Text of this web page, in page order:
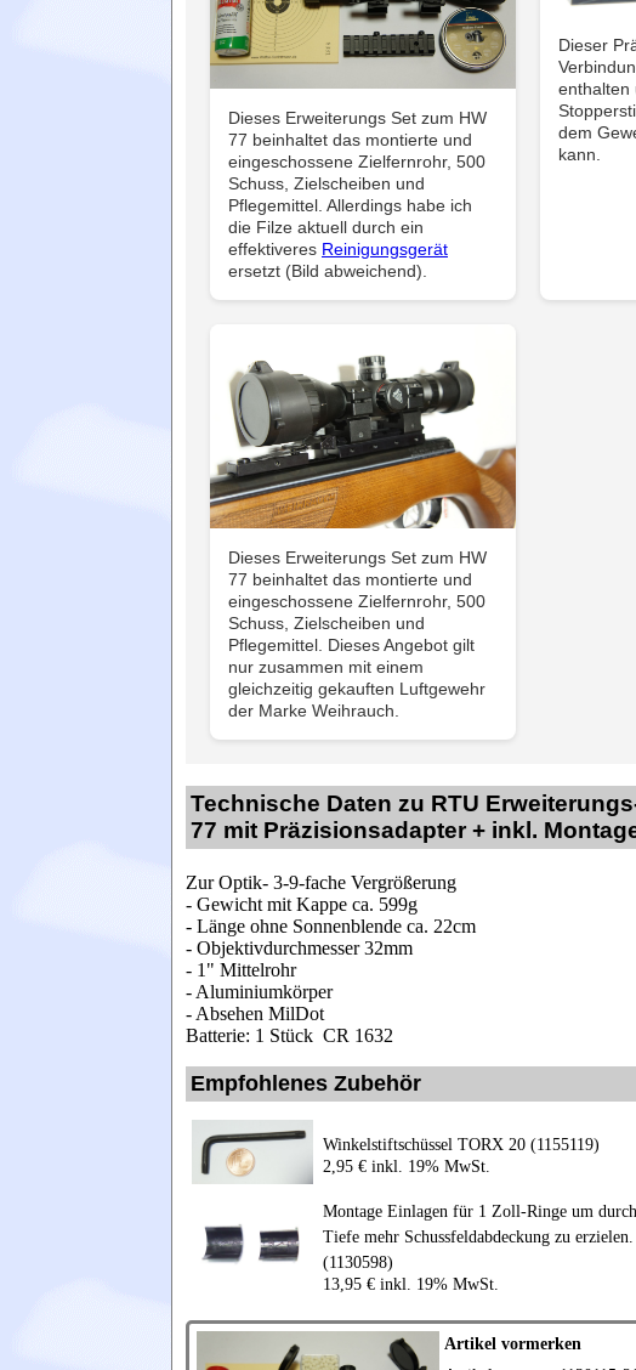
Dieses Erweiterungs Set zum HW
77 beinhaltet das montierte und
eingeschossene Zielfernrohr, 500
Schuss, Zielscheiben und
Pflegemittel. Allerdings habe ich
die Filze aktuell durch ein
effektiveres Reinigungsgerät
ersetzt (Bild abweichend).
Dieser
enthalten
dem
kann.
Dieses Erweiterungs Set zum HW
77 beinhaltet das montierte und
eingeschossene Zielfernrohr, 500
Schuss, Zielscheiben und
Pflegemittel. Dieses Angebot gilt
nur zusammen mit einem
gleichzeitig gekauften Luftgewehr
der Marke Weihrauch.
Technische Daten zu RTU
77 mit Präzisionsadapter + inkl.
Zur Optik- 3-9-fache Vergrößerung
- Gewicht mit Kappe ca. 599g
- Länge ohne Sonnenblende ca. 22cm
- Objektivdurchmesser 32mm
- 1" Mittelrohr
- Aluminiumkörper
- Absehen MilDot
Batterie: 1 Stück CR 1632
Empfohlenes Zubehör
Winkelstiftschüssel TORX 20 (1155119)
2,95 € inkl. 19% MwSt.
Montage Einlagen für 1 Zoll-Ringe um
Tiefe mehr Schussfeldabdeckung zu erzielen.
(1130598)
13,95 € inkl. 19% MwSt.
Artikel vormerken